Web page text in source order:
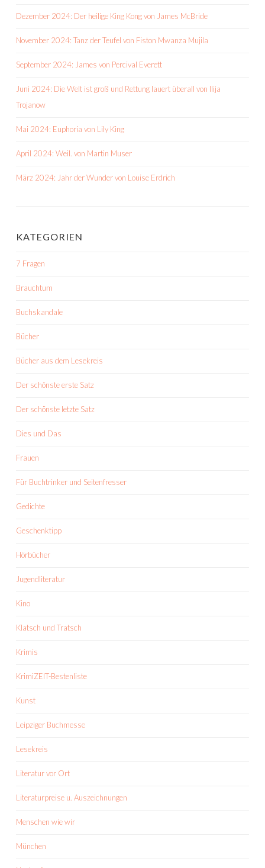
Dezember 2024: Der heilige King Kong von James McBride
November 2024: Tanz der Teufel von Fiston Mwanza Mujila
September 2024: James von Percival Everett
Juni 2024: Die Welt ist groß und Rettung lauert überall von Ilija
Trojanow
Mai 2024: Euphoria von Lily King
April 2024: Weil. von Martin Muser
März 2024: Jahr der Wunder von Louise Erdrich
KATEGORIEN
7 Fragen
Brauchtum
Buchskandale
Bücher
Bücher aus dem Lesekreis
Der schönste erste Satz
Der schönste letzte Satz
Dies und Das
Frauen
Für Buchtrinker und Seitenfresser
Gedichte
Geschenktipp
Hörbücher
Jugendliteratur
Kino
Klatsch und Tratsch
Krimis
KrimiZEIT-Bestenliste
Kunst
Leipziger Buchmesse
Lesekreis
Literatur vor Ort
Literaturpreise u. Auszeichnungen
Menschen wie wir
München